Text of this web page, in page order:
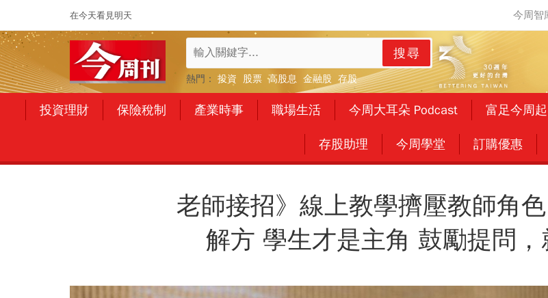
在今天看見明天
搜尋
熱門： 投資 股票 高股息 金融股 存股
投資理財 保險稅制 產業時事 職場生活 今周大耳朵 Podcast 富足今周起
存股助理 今周學堂 訂購優惠
老師接招》線上教學擠壓教師角
解方 學生才是主角 鼓勵提問